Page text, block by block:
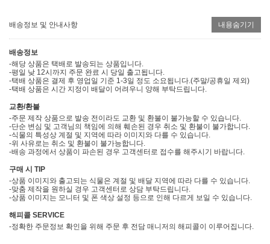
배송정보 및 안내사항 내용숨기기
배송정보
-해당 상품은 택배로 발송되는 상품입니다.
-평일 낮 12시까지 주문 완료 시 당일 출고됩니다.
-택배 상품은 결제 후 영업일 기준 1-3일 정도 소요됩니다.(주말/공휴일 제외)
-택배 상품은 시간 지정이 배달이 어려우니 양해 부탁드립니다.
교환/환불
-주문 제작 상품으로 발송 전이라도 교환 및 환불이 불가능할 수 있습니다.
-단순 변심 및 고객님의 책임에 의해 훼손된 경우 취소 및 환불이 불가합니다.
-식물의 특성상 계절 및 지역에 따라 이미지와 다를 수 있습니다.
-위 사유로는 취소 및 환불이 불가능합니다.
-배송 과정에서 상품이 파손된 경우 고객센터로 접수를 해주시기 바랍니다.
구매 시 TIP
-상품 이미지와 출고되는 식물은 계절 및 배달 지역에 따라 다를 수 있습니다.
-맞춤 제작을 원하실 경우 고객센터로 상담 부탁드립니다.
-상품 이미지는 모니터 및 폰 색상 설정 등으로 인해 다르게 보일 수 있습니다.
해피콜 SERVICE
-정확한 주문정보 확인을 위해 주문 후 전담 매니저의 해피콜이 이루어집니다.